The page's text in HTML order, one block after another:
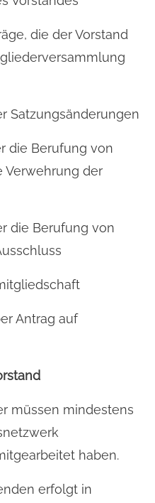
die der Vorstand
Satzungsänderungen
die Berufung von
Verwehrung der
die Berufung von
Antrag auf
müssen mindestens
haben.
erfolgt in